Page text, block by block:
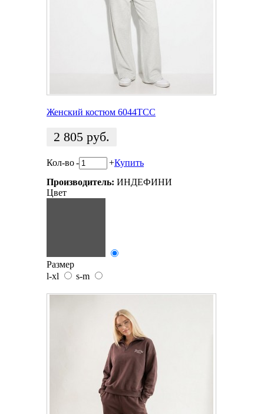
Женский костюм 6044TCC
2 805 руб.
Кол-во- +Купить
Производитель: ИНДЕФИНИ
Цвет
Размер
l-xl
s-m